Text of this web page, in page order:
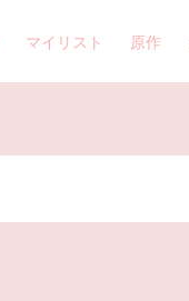
マイリスト 原作